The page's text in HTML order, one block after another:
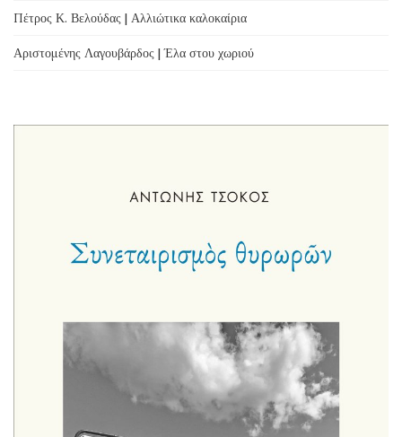
Πέτρος Κ. Βελούδας | Αλλιώτικα καλοκαίρια
Αριστομένης Λαγουβάρδος | Έλα στου χωριού